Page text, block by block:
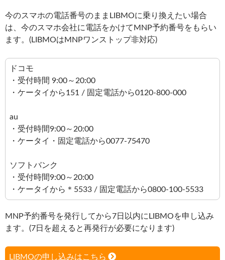
今のスマホの電話番号のままLIBMOに乗り換えたい場合
は、今のスマホ会社に電話をかけてMNP予約番号をもらい
ます。(LIBMOはMNPワンストップ非対応)
ドコモ
・受付時間 9:00～20:00
・ケータイから151 / 固定電話から0120-800-000
au
・受付時間9:00～20:00
・ケータイ・固定電話から0077-75470
ソフトバンク
・受付時間9:00～20:00
・ケータイから＊5533 / 固定電話から0800-100-5533
MNP予約番号を発行してから7日以内にLIBMOを申し込み
ます。(7日を超えると再発行が必要になります)
LIBMOの申し込みはこちら